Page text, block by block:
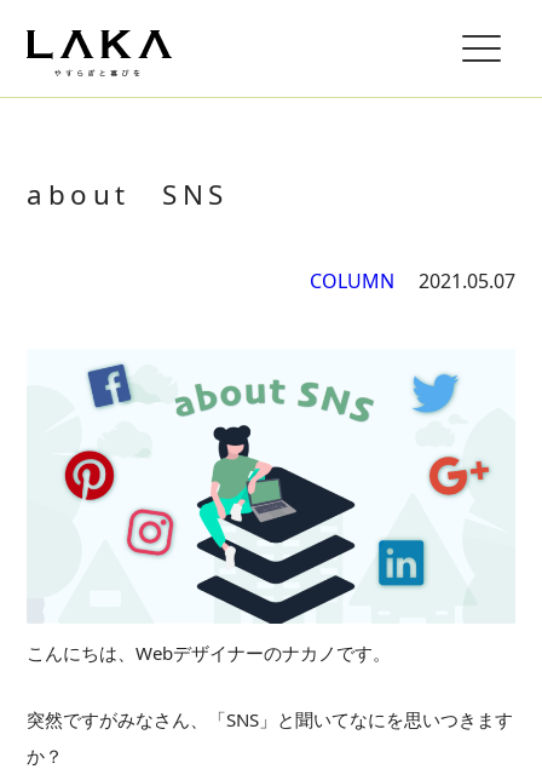
about SNS
COLUMN 2021.05.07
こんにちは、Webデザイナーのナカノです。
突然ですがみなさん、「SNS」と聞いてなにを思いつきます
か？